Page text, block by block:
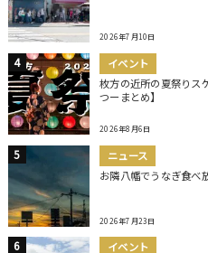
2026年7月10日
イベント
枚方の近所の夏祭りス
つーまとめ】
2026年8月6日
ニュース
お隣八幡でうなぎ食べ
2026年7月23日
イベント